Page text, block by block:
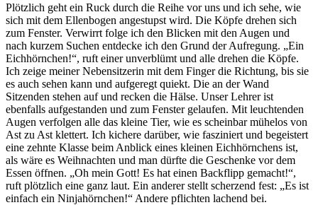
Plötzlich geht ein Ruck durch die Reihe vor uns und ich sehe, wie
sich mit dem Ellenbogen angestupst wird. Die Köpfe drehen sich
zum Fenster. Verwirrt folge ich den Blicken mit den Augen und
nach kurzem Suchen entdecke ich den Grund der Aufregung. „Ein
Eichhörnchen!“, ruft einer unverblümt und alle drehen die Köpfe.
Ich zeige meiner Nebensitzerin mit dem Finger die Richtung, bis sie
es auch sehen kann und aufgeregt quiekt. Die an der Wand
Sitzenden stehen auf und recken die Hälse. Unser Lehrer ist
ebenfalls aufgestanden und zum Fenster gelaufen. Mit leuchtenden
Augen verfolgen alle das kleine Tier, wie es scheinbar mühelos von
Ast zu Ast klettert. Ich kichere darüber, wie fasziniert und begeistert
eine zehnte Klasse beim Anblick eines kleinen Eichhörnchens ist,
als wäre es Weihnachten und man dürfte die Geschenke vor dem
Essen öffnen. „Oh mein Gott! Es hat einen Backflipp gemacht!“,
ruft plötzlich eine ganz laut. Ein anderer stellt scherzend fest: „Es ist
einfach ein Ninjahörnchen!“ Andere pflichten lachend bei.